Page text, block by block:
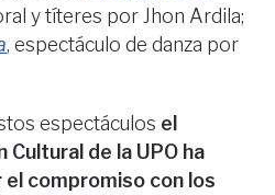
y títeres por Jhon Ardila;
, espectáculo de danza por
espectáculos el
de la UPO ha
compromiso con los